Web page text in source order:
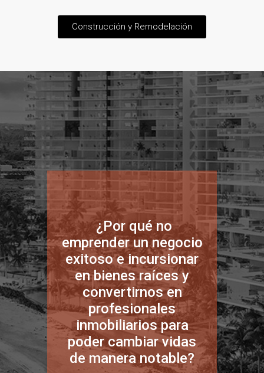
Construcción y Remodelación
¿Por qué no
emprender un negocio
exitoso e incursionar
en bienes raíces y
convertirnos en
profesionales
inmobiliarios para
poder cambiar vidas
de manera notable?